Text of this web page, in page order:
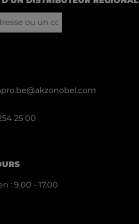
25 00
: 9.00 - 17.00